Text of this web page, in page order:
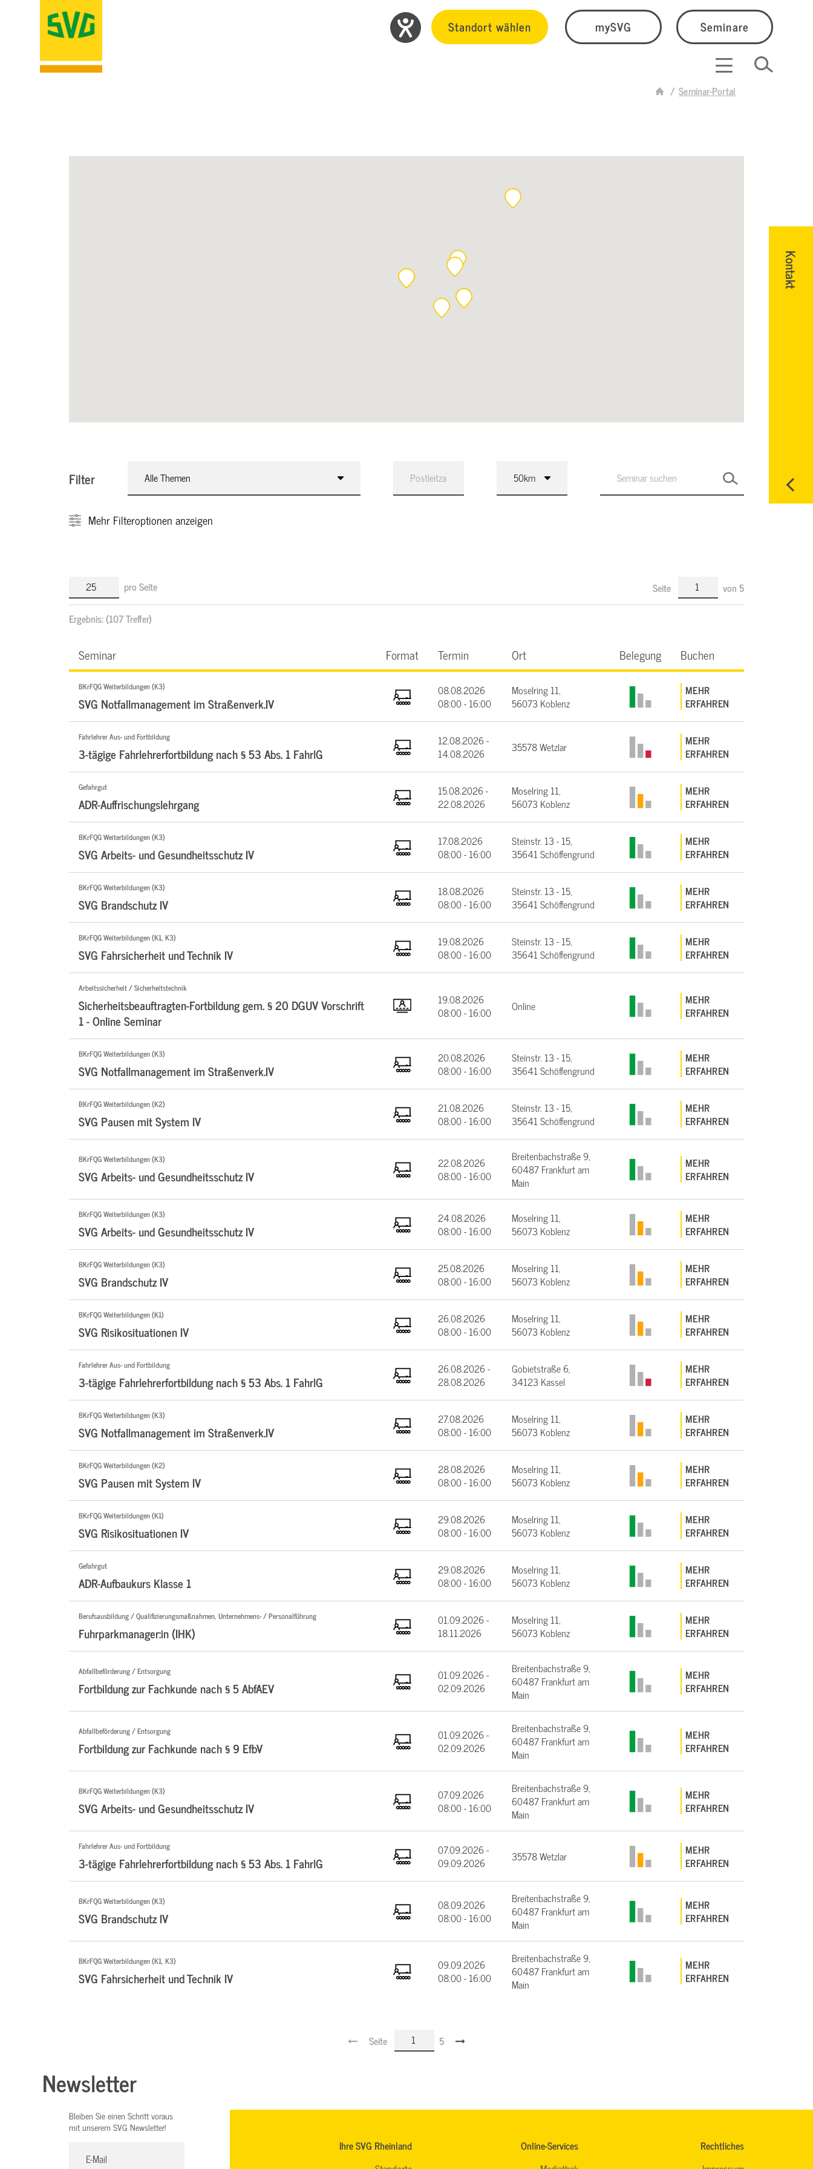
Standort wählen mySVG Seminare
Seminar-Portal
Kontakt
Filter Alle Themen
Mehr Filteroptionen anzeigen
pro Seite Seite von 5
Ergebnis:(107 Treffer)
Seminar Format Termin Ort Belegung Buchen
BKrFQG Weiterbildungen (K3)
SVG Notfallmanagement im Straßenverk.IV
08.08.2026
08:00 - 16:00
Moselring 11,
56073 Koblenz
MEHR
ERFAHREN
Fahrlehrer Aus- und Fortbildung
3-tägige Fahrlehrerfortbildung nach § 53 Abs. 1 FahrlG
12.08.2026 -
14.08.2026
35578 Wetzlar
MEHR
ERFAHREN
Gefahrgut
ADR-Auffrischungslehrgang
15.08.2026 -
22.08.2026
Moselring 11,
56073 Koblenz
MEHR
ERFAHREN
BKrFQG Weiterbildungen (K3)
SVG Arbeits- und Gesundheitsschutz IV
17.08.2026
08:00 - 16:00
Steinstr. 13 - 15,
35641 Schöffengrund
MEHR
ERFAHREN
BKrFQG Weiterbildungen (K3)
SVG Brandschutz IV
18.08.2026
08:00 - 16:00
Steinstr. 13 - 15,
35641 Schöffengrund
MEHR
ERFAHREN
BKrFQG Weiterbildungen (K1, K3)
SVG Fahrsicherheit und Technik IV
19.08.2026
08:00 - 16:00
Steinstr. 13 - 15,
35641 Schöffengrund
MEHR
ERFAHREN
Arbeitssicherheit / Sicherheitstechnik
Sicherheitsbeauftragten-Fortbildung gem. § 20 DGUV Vorschrift
1 - Online Seminar
19.08.2026
08:00 - 16:00
Online
MEHR
ERFAHREN
BKrFQG Weiterbildungen (K3)
SVG Notfallmanagement im Straßenverk.IV
20.08.2026
08:00 - 16:00
Steinstr. 13 - 15,
35641 Schöffengrund
MEHR
ERFAHREN
BKrFQG Weiterbildungen (K2)
SVG Pausen mit System IV
21.08.2026
08:00 - 16:00
Steinstr. 13 - 15,
35641 Schöffengrund
MEHR
ERFAHREN
BKrFQG Weiterbildungen (K3)
SVG Arbeits- und Gesundheitsschutz IV
22.08.2026
08:00 - 16:00
Breitenbachstraße 9,
60487 Frankfurt am
Main
MEHR
ERFAHREN
BKrFQG Weiterbildungen (K3)
SVG Arbeits- und Gesundheitsschutz IV
24.08.2026
08:00 - 16:00
Moselring 11,
56073 Koblenz
MEHR
ERFAHREN
BKrFQG Weiterbildungen (K3)
SVG Brandschutz IV
25.08.2026
08:00 - 16:00
Moselring 11,
56073 Koblenz
MEHR
ERFAHREN
BKrFQG Weiterbildungen (K1)
SVG Risikosituationen IV
26.08.2026
08:00 - 16:00
Moselring 11,
56073 Koblenz
MEHR
ERFAHREN
Fahrlehrer Aus- und Fortbildung
3-tägige Fahrlehrerfortbildung nach § 53 Abs. 1 FahrlG
26.08.2026 -
28.08.2026
Gobietstraße 6,
34123 Kassel
MEHR
ERFAHREN
BKrFQG Weiterbildungen (K3)
SVG Notfallmanagement im Straßenverk.IV
27.08.2026
08:00 - 16:00
Moselring 11,
56073 Koblenz
MEHR
ERFAHREN
BKrFQG Weiterbildungen (K2)
SVG Pausen mit System IV
28.08.2026
08:00 - 16:00
Moselring 11,
56073 Koblenz
MEHR
ERFAHREN
BKrFQG Weiterbildungen (K1)
SVG Risikosituationen IV
29.08.2026
08:00 - 16:00
Moselring 11,
56073 Koblenz
MEHR
ERFAHREN
Gefahrgut
ADR-Aufbaukurs Klasse 1
29.08.2026
08:00 - 16:00
Moselring 11,
56073 Koblenz
MEHR
ERFAHREN
Berufsausbildung / Qualifizierungsmaßnahmen, Unternehmens- / Personalführung
Fuhrparkmanager:in (IHK)
01.09.2026 -
18.11.2026
Moselring 11,
56073 Koblenz
MEHR
ERFAHREN
Abfallbeförderung / Entsorgung
Fortbildung zur Fachkunde nach § 5 AbfAEV
01.09.2026 -
02.09.2026
Breitenbachstraße 9,
60487 Frankfurt am
Main
MEHR
ERFAHREN
Abfallbeförderung / Entsorgung
Fortbildung zur Fachkunde nach § 9 EfbV
01.09.2026 -
02.09.2026
Breitenbachstraße 9,
60487 Frankfurt am
Main
MEHR
ERFAHREN
BKrFQG Weiterbildungen (K3)
SVG Arbeits- und Gesundheitsschutz IV
07.09.2026
08:00 - 16:00
Breitenbachstraße 9,
60487 Frankfurt am
Main
MEHR
ERFAHREN
Fahrlehrer Aus- und Fortbildung
3-tägige Fahrlehrerfortbildung nach § 53 Abs. 1 FahrlG
07.09.2026 -
09.09.2026
35578 Wetzlar
MEHR
ERFAHREN
BKrFQG Weiterbildungen (K3)
SVG Brandschutz IV
08.09.2026
08:00 - 16:00
Breitenbachstraße 9,
60487 Frankfurt am
Main
MEHR
ERFAHREN
BKrFQG Weiterbildungen (K1, K3)
SVG Fahrsicherheit und Technik IV
09.09.2026
08:00 - 16:00
Breitenbachstraße 9,
60487 Frankfurt am
Main
MEHR
ERFAHREN
Seite 5
Newsletter
Bleiben Sie einen Schritt voraus
mit unserem SVG Newsletter!
Ihre SVG Rheinland
Online-Services
Rechtliches